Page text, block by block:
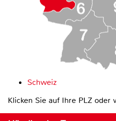
Schweiz
Klicken Sie auf Ihre PLZ oder